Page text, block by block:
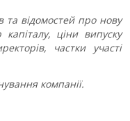
та відомостей про нову
ціни випуску
частки участі
компанії.